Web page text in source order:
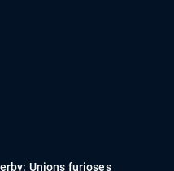
Unions furioses